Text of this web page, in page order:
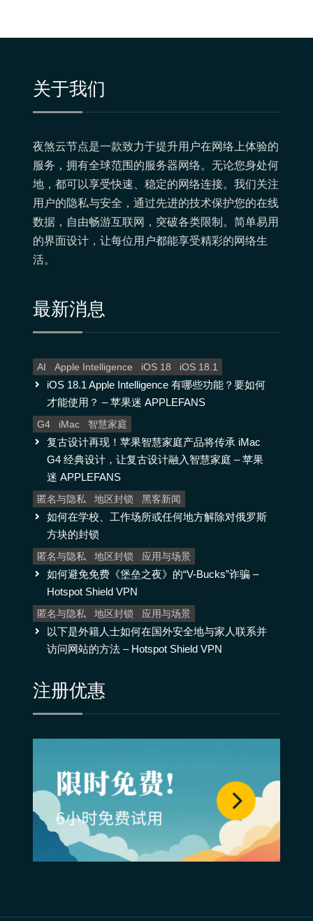
关于我们
夜煞云节点是一款致力于提升用户在网络上体验的
服务，拥有全球范围的服务器网络。无论您身处何
地，都可以享受快速、稳定的网络连接。我们关注
用户的隐私与安全，通过先进的技术保护您的在线
数据，自由畅游互联网，突破各类限制。简单易用
的界面设计，让每位用户都能享受精彩的网络生
活。
最新消息
AI Apple Intelligence iOS 18 iOS 18.1
iOS 18.1 Apple Intelligence 有哪些功能？要如何
才能使用？ – 苹果迷 APPLEFANS
G4 iMac 智慧家庭
复古设计再现！苹果智慧家庭产品将传承 iMac
G4 经典设计，让复古设计融入智慧家庭 – 苹果
迷 APPLEFANS
匿名与隐私 地区封锁 黑客新闻
如何在学校、工作场所或任何地方解除对俄罗斯
方块的封锁
匿名与隐私 地区封锁 应用与场景
如何避免免费《堡垒之夜》的“V-Bucks”诈骗 –
Hotspot Shield VPN
匿名与隐私 地区封锁 应用与场景
以下是外籍人士如何在国外安全地与家人联系并
访问网站的方法 – Hotspot Shield VPN
注册优惠